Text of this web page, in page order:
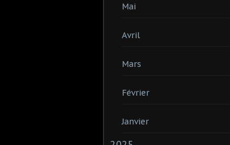
Mai
Avril
Mars
Février
Janvier